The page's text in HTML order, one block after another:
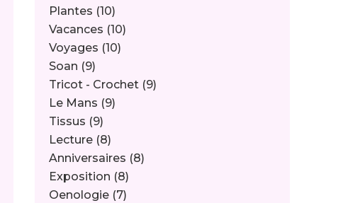
Plantes (10)
Vacances (10)
Voyages (10)
Soan (9)
Tricot - Crochet (9)
Le Mans (9)
Tissus (9)
Lecture (8)
Anniversaires (8)
Exposition (8)
Oenologie (7)